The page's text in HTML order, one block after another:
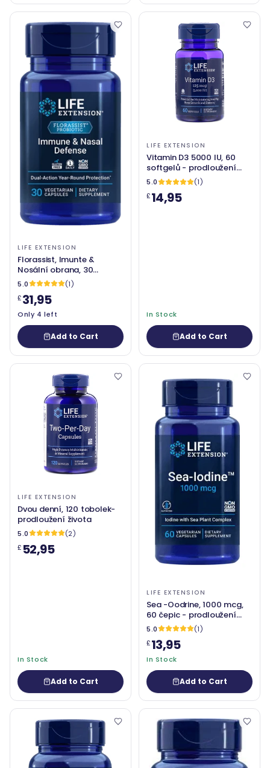
LIFE EXTENSION
Florassist, Imunte &
Nosální obrana, 30
vegetariánských tobolek -
prodloužení života
5.0
(1)
£31,95
Only 4 left
Add to Cart
LIFE EXTENSION
Vitamin D3 5000 IU, 60
softgelů - prodloužení
života
5.0
(1)
£14,95
In Stock
Add to Cart
LIFE EXTENSION
Dvou denní, 120 tobolek-
prodloužení života
5.0
(2)
£ 52,95
In Stock
Add to Cart
LIFE EXTENSION
Sea -Oodrine, 1000 mcg,
60 čepic - prodloužení
života
5.0
(1)
£13,95
In Stock
Add to Cart